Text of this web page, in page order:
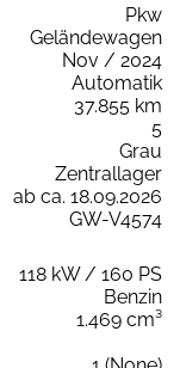
Pkw
Geländewagen
Nov / 2024
Automatik
37.855 km
5
Grau
Zentrallager
ab ca. 18.09.2026
GW-V4574
118 kW / 160 PS
Benzin
1.469 cm³